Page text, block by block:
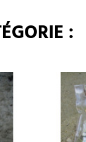
: